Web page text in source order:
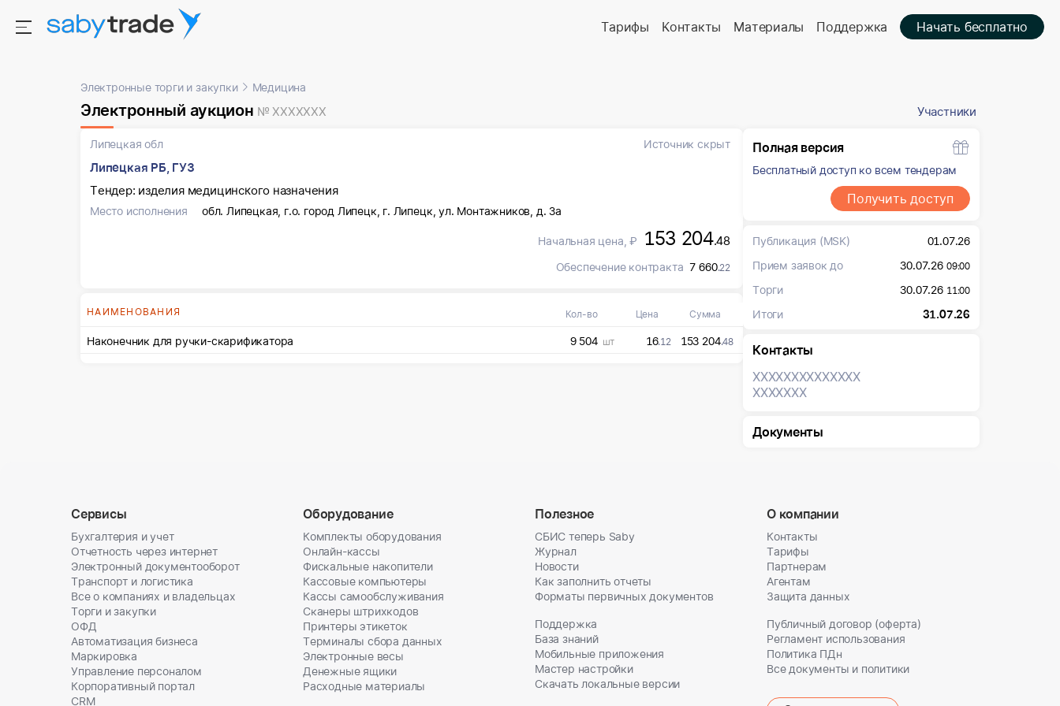
Тарифы Контакты Материалы Поддержка Начать бесплатно
Электронные торги и закупки Медицина
Электронный аукцион № XXXXXXX Участники
Липецкая обл Источник скрыт
Липецкая РБ, ГУЗ
Тендер: изделия медицинского назначения
Место исполнения обл. Липецкая, г.о. город Липецк, г. Липецк, ул. Монтажников, д. 3а
Начальная цена, ₽ 153 204.48
Обеспечение контракта 7 660.22
НАИМЕНОВАНИЯ Кол-во Цена Сумма
Наконечник для ручки-скарификатора 9 504 шт 16.12 153 204.48
Полная версия
Бесплатный доступ ко всем тендерам
Получить доступ
Публикация (MSK)
01.07.26
Прием заявок до
30.07.26 09:00
Торги 30.07.26 11:00
Итоги 31.07.26
Контакты
XXXXXXXXXXXXXX
XXXXXXX
Документы
Сервисы
Бухгалтерия и учет
Отчетность через интернет
Электронный документооборот
Транспорт и логистика
Все о компаниях и владельцах
Торги и закупки
ОФД
Автоматизация бизнеса
Маркировка
Управление персоналом
Корпоративный портал
CRM
Оборудование
Комплекты оборудования
Онлайн-кассы
Фискальные накопители
Кассовые компьютеры
Кассы самообслуживания
Сканеры штрихкодов
Принтеры этикеток
Терминалы сбора данных
Электронные весы
Денежные ящики
Расходные материалы
Полезное
СБИС теперь Saby
Журнал
Новости
Как заполнить отчеты
Форматы первичных документов
Поддержка
База знаний
Мобильные приложения
Мастер настройки
Скачать локальные версии
О компании
Контакты
Тарифы
Партнерам
Агентам
Защита данных
Публичный договор (оферта)
Регламент использования
Политика ПДн
Все документы и политики